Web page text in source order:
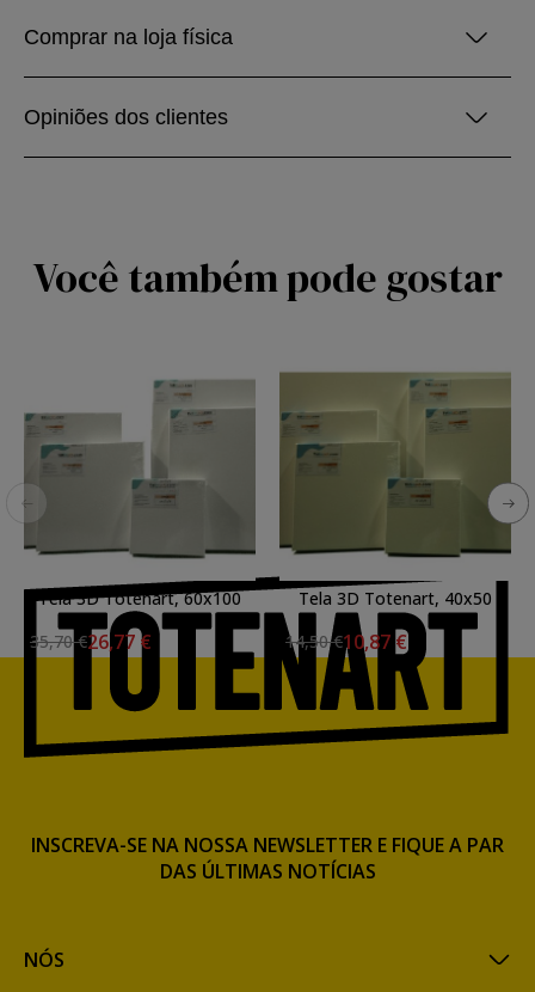
Comprar na loja física
Opiniões dos clientes
Você também pode gostar
Tela 3D Totenart, 60x100
cm.
35,70 €26,77 €
Tela 3D Totenart, 40x50
cm.
14,50 €10,87 €
NÓS
INSCREVA-SE NA NOSSA NEWSLETTER E FIQUE A PAR
DAS ÚLTIMAS NOTÍCIAS